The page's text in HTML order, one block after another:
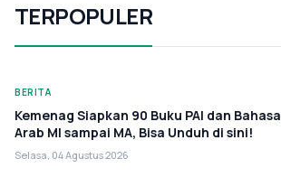
TERPOPULER
BERITA
Kemenag Siapkan 90 Buku PAI dan Bahasa
Arab MI sampai MA, Bisa Unduh di sini!
Selasa, 04 Agustus 2026